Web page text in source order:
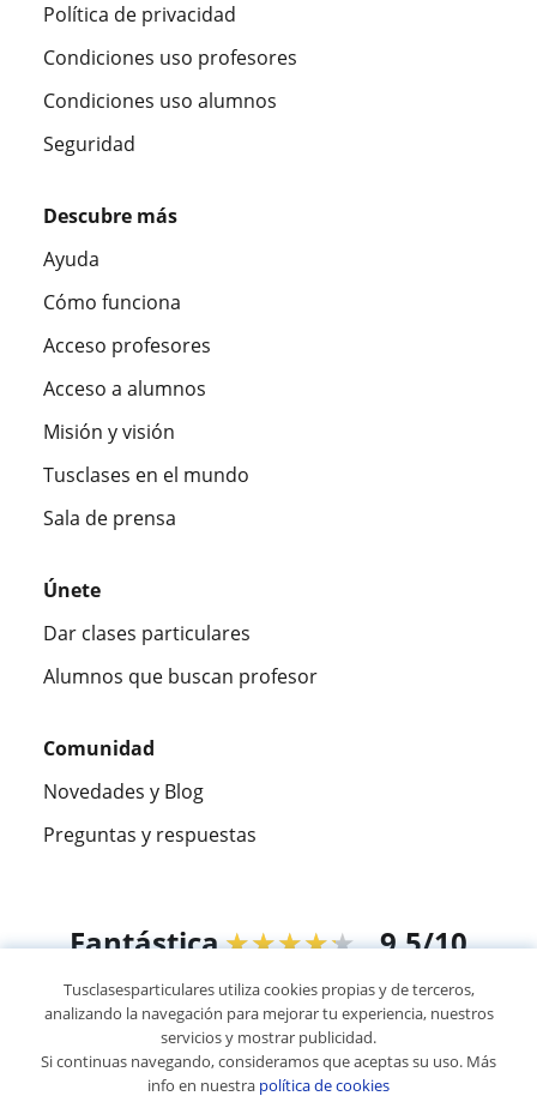
Política de privacidad
Condiciones uso profesores
Condiciones uso alumnos
Seguridad
Descubre más
Ayuda
Cómo funciona
Acceso profesores
Acceso a alumnos
Misión y visión
Tusclases en el mundo
Sala de prensa
Únete
Dar clases particulares
Alumnos que buscan profesor
Comunidad
Novedades y Blog
Preguntas y respuestas
Fantástica★★★★★ 9,5/10
305915opiniones de alumnos
© 2007 - 2026 Tusclasesparticulares.com.ec
Tusclasesparticulares utiliza cookies propias y de terceros,
analizando la navegación para mejorar tu experiencia, nuestros
servicios y mostrar publicidad.
Si continuas navegando, consideramos que aceptas su uso. Más
info en nuestra política de cookies